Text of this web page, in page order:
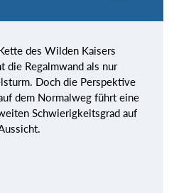
des Wilden Kaisers
die Regalmwand als nur
Doch die Perspektive
dem Normalweg führt eine
Schwierigkeitsgrad auf